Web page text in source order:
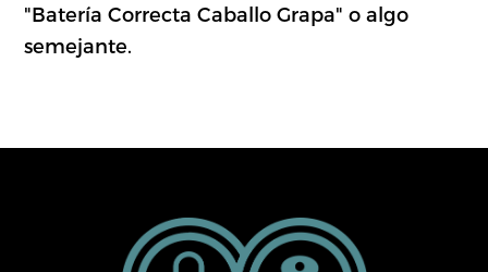
"Batería Correcta Caballo Grapa" o algo
semejante.